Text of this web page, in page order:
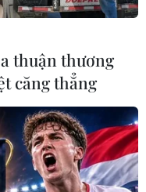
thuận thương
căng thẳng